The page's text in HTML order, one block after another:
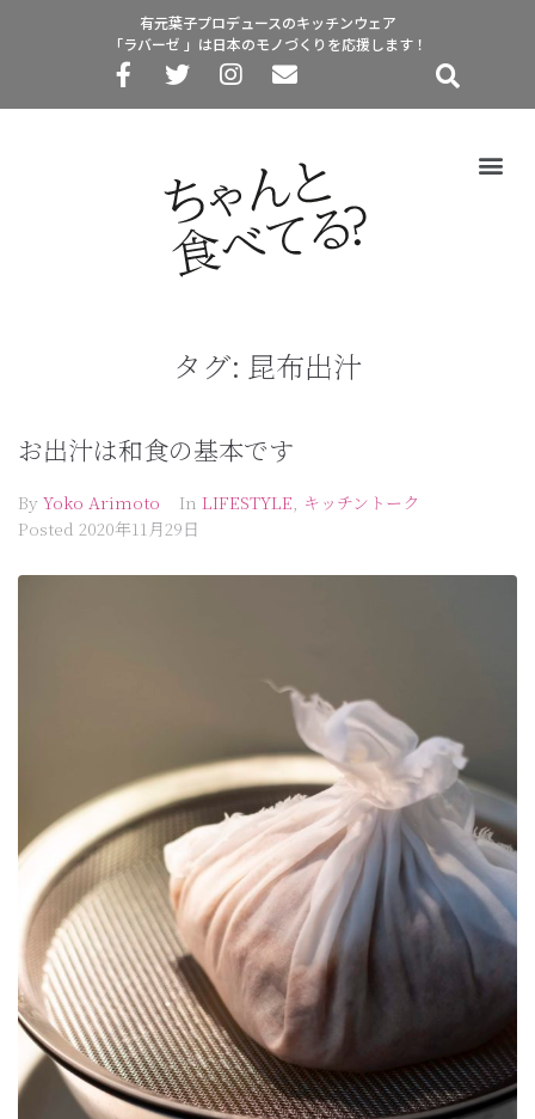
有元葉子プロデュースのキッチンウェア
「ラバーゼ 」は日本のモノづくりを応援します！
タグ: 昆布出汁
お出汁は和食の基本です
By Yoko Arimoto In LIFESTYLE, キッチントーク
Posted 2020年11月29日